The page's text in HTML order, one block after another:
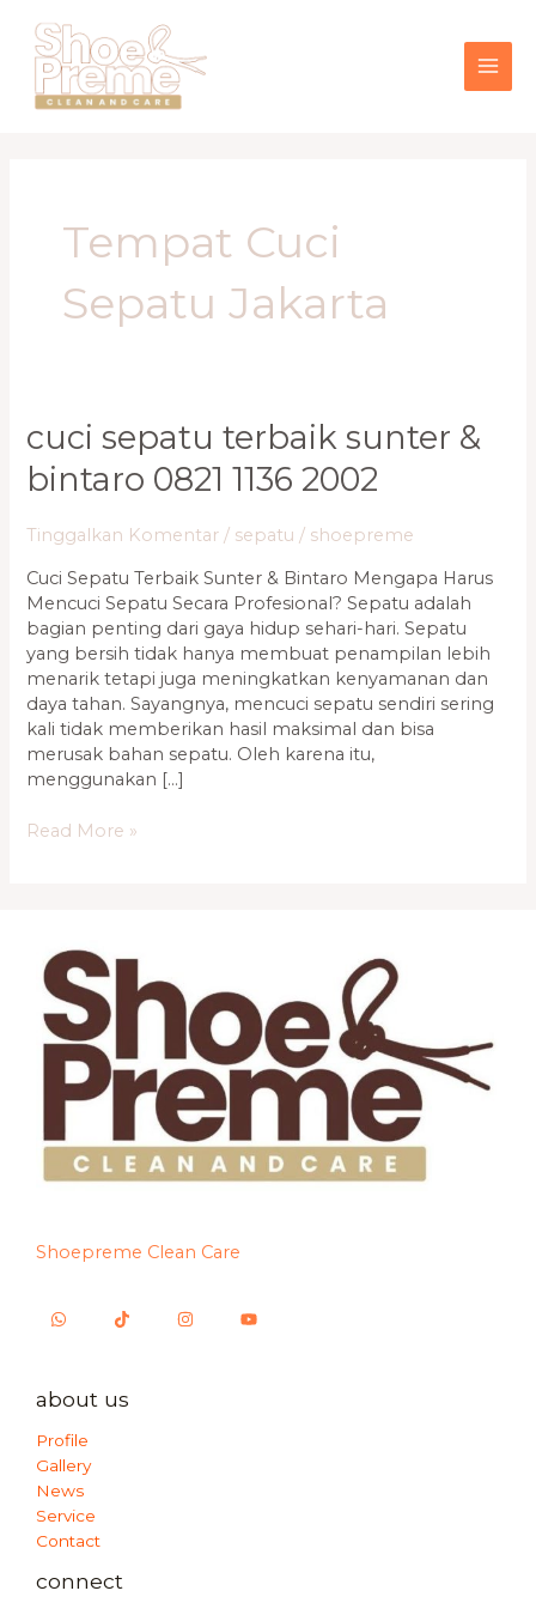
konten
Tempat Cuci
Sepatu Jakarta
cuci sepatu terbaik sunter &
bintaro 0821 1136 2002
Tinggalkan Komentar / sepatu / shoepreme
Cuci Sepatu Terbaik Sunter & Bintaro Mengapa Harus
Mencuci Sepatu Secara Profesional? Sepatu adalah
bagian penting dari gaya hidup sehari-hari. Sepatu
yang bersih tidak hanya membuat penampilan lebih
menarik tetapi juga meningkatkan kenyamanan dan
daya tahan. Sayangnya, mencuci sepatu sendiri sering
kali tidak memberikan hasil maksimal dan bisa
merusak bahan sepatu. Oleh karena itu,
menggunakan […]
Cuci
Sepatu
Terbaik
&
0821
1136
2002
Read More »
Shoepreme Clean Care
about us
Profile
Gallery
News
Service
Contact
connect